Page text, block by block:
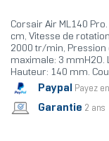
Corsair Air ML140
cm, Vitesse de
2000 tr/min, Pression
maximale: 3
Hauteur: 140 mm.
Paypal Payez
Garantie 2 ans